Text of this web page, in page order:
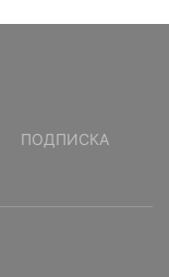
ПОДПИСКА